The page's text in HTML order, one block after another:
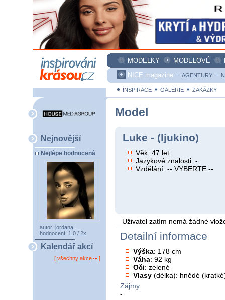
MODELKY MODELOVÉ
NICE magazine
AGENTURY
INSPIRACE GALERIE ZAKÁZKY
Nejnovější
Nejlépe hodnocená
autor: jordana
hodnocení: 1,0 / 2x
Kalendář akcí
[ všechny akce ]
Model
Luke - (ljukino)
Věk: 47 let
Jazykové znalosti: -
Vzdělání: -- VYBERTE --
Uživatel zatím nemá žádné
Detailní informace
Výška: 178 cm
Váha: 92 kg
Oči: zelené
Vlasy (délka): hnědé
Zájmy
-